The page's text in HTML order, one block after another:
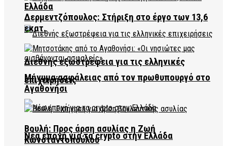
Ελλάδα
Διεθνής εξωστρέφεια για τις ελληνικές
επιχειρήσεις
Νέα εποχή για τα crypto στην Ελλάδα
Δερμεντζόπουλος: Στήριξη στο έργο των 13,6
εκατ.
Μήνυμα ασφάλειας από τον πρωθυπουργό στο
Αγαθονήσι
Βουλή: Προς άρση ασυλίας η Ζωή
Κωνσταντοπούλου